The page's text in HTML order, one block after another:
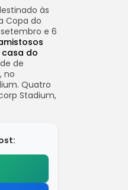
às
Copa do
e 6
do
de
no
Quatro
Stadium,